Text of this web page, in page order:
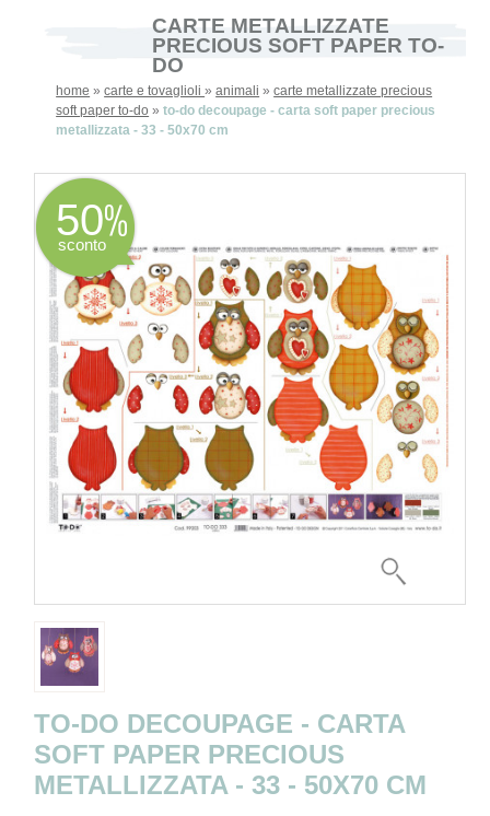
CARTE METALLIZZATE
PRECIOUS SOFT PAPER TO-
DO
home »carte e tovaglioli»animali »carte metallizzate precious
soft paper to-do »to-do decoupage - carta soft paper precious
metallizzata - 33 - 50x70 cm
50
sconto
TO-DO DECOUPAGE - CARTA
SOFT PAPER PRECIOUS
METALLIZZATA - 33 - 50X70 CM